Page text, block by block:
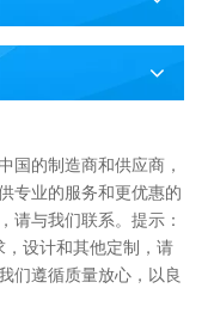
国的制造商和供应商，
专业的服务和更优惠的
请与我们联系。提示：
，设计和其他定制，请
们遵循质量放心，以良